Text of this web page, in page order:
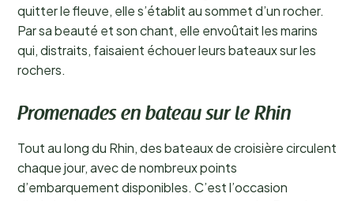
quitter le fleuve, elle s’établit au sommet d’un rocher.
Par sa beauté et son chant, elle envoûtait les marins
qui, distraits, faisaient échouer leurs bateaux sur les
rochers.
Promenades en bateau sur le Rhin
Tout au long du Rhin, des bateaux de croisière circulent
chaque jour, avec de nombreux points
d’embarquement disponibles. C’est l’occasion